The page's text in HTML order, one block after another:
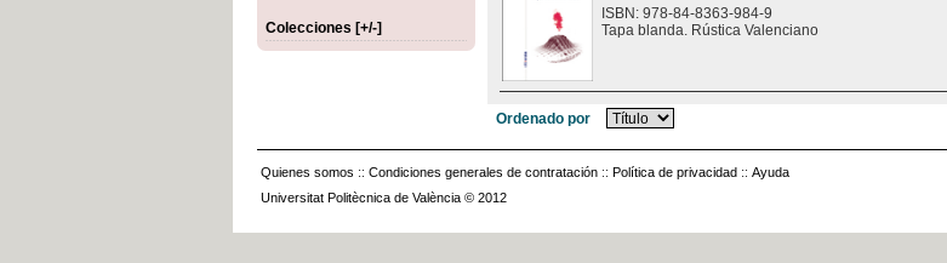
Colecciones [+/-]
ISBN: 978-84-8363-984-9
Tapa blanda. Rústica Valenciano
Ordenado por
Quienes somos :: Condiciones generales de contratación :: Política de privacidad :: Ayuda
Universitat Politècnica de València © 2012